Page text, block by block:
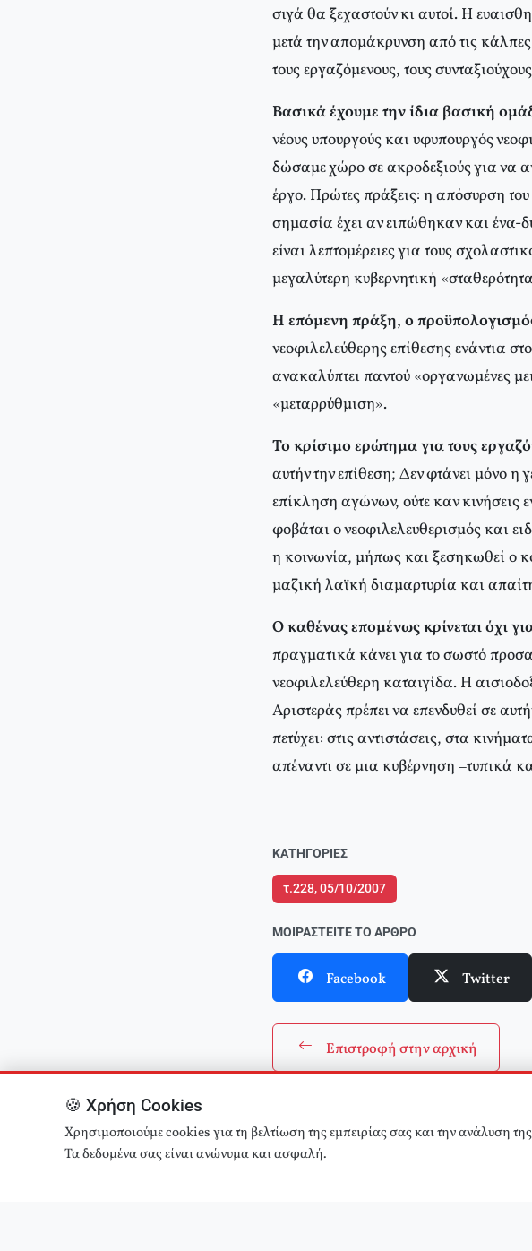
σιγά θα ξεχαστούν κι αυτοί. Η
μετά την απομάκρυνση από τις
τους εργαζόμενους, τους
Βασικά έχουμε την ίδια βασική
νέους υπουργούς και υφυπουργός
δώσαμε χώρο σε ακροδεξιούς για να
έργο. Πρώτες πράξεις: η απόσυρση
σημασία έχει αν ειπώθηκαν και ένα-
είναι λεπτομέρειες για τους
μεγαλύτερη κυβερνητική
Η επόμενη πράξη, ο
νεοφιλελεύθερης επίθεσης ενάντια
ανακαλύπτει παντού «οργανωμένες
«μεταρρύθμιση».
Το κρίσιμο ερώτημα για τους
αυτήν την επίθεση; Δεν φτάνει μόνο
επίκληση αγώνων, ούτε καν κινήσεις
φοβάται ο νεοφιλελευθερισμός και
η κοινωνία, μήπως και ξεσηκωθεί ο
μαζική λαϊκή διαμαρτυρία και
Ο καθένας επομένως κρίνεται όχι
πραγματικά κάνει για το σωστό
νεοφιλελεύθερη καταιγίδα. Η
Αριστεράς πρέπει να επενδυθεί σε
πετύχει: στις αντιστάσεις, στα
απέναντι σε μια κυβέρνηση –τυπικά
ΚΑΤΗΓΟΡΊΕΣ
τ.228, 05/10/2007
ΜΟΙΡΑΣΤΕΊΤΕ ΤΟ ΆΡΘΡΟ
Facebook Twitter
Επιστροφή στην αρχική
🍪 Χρήση Cookies
Χρησιμοποιούμε cookies για τη βελτίωση της εμπειρίας σας και την ανάλυση
Τα δεδομένα σας είναι ανώνυμα και ασφαλή.